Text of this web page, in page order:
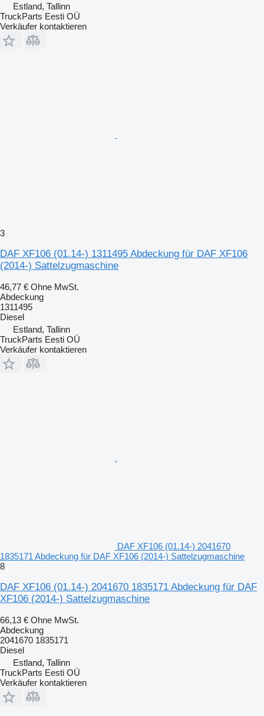
Estland, Tallinn
TruckParts Eesti OÜ
Verkäufer kontaktieren
3
DAF XF106 (01.14-) 1311495 Abdeckung für DAF XF106
(2014-) Sattelzugmaschine
46,77 € Ohne MwSt.
Abdeckung
1311495
Diesel
Estland, Tallinn
TruckParts Eesti OÜ
Verkäufer kontaktieren
DAF XF106 (01.14-) 2041670
1835171 Abdeckung für DAF XF106 (2014-) Sattelzugmaschine
8
DAF XF106 (01.14-) 2041670 1835171 Abdeckung für DAF
XF106 (2014-) Sattelzugmaschine
66,13 € Ohne MwSt.
Abdeckung
2041670 1835171
Diesel
Estland, Tallinn
TruckParts Eesti OÜ
Verkäufer kontaktieren